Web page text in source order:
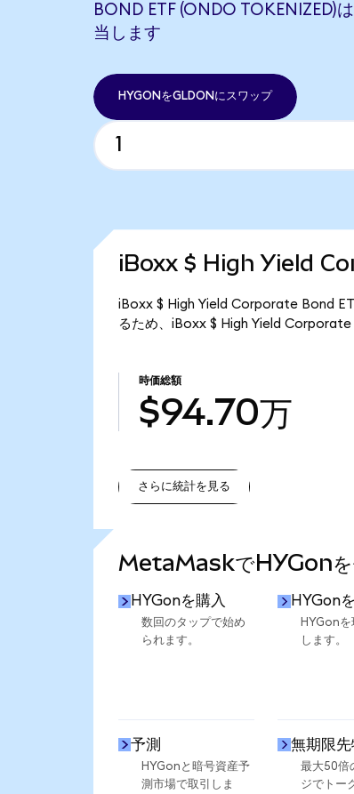
BOND ETF (ONDO TOKENIZED)
当します
HYGONをGLDONにスワップ
iBoxx $ High Yield
iBoxx $ High Yield Corporate Bond
るため、iBoxx $ High Yield
時価総額
$94.70万
さらに統計を見る
MetaMaskでHYGonを
HYGonを購入
数回のタップで始め
られます。
HYGon
HYGon
します。
予測
HYGonと暗号資産予
測市場で取引しま
無期限先
最大50倍
ジでトー